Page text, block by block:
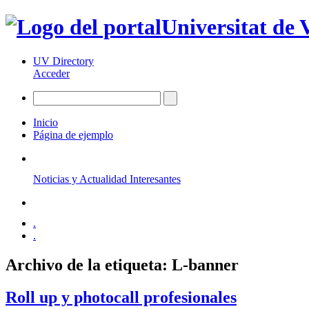
Universitat de
UV Directory
Acceder
Inicio
Página de ejemplo
Noticias y Actualidad Interesantes
.
.
Archivo de la etiqueta: L-banner
Roll up y photocall profesionales